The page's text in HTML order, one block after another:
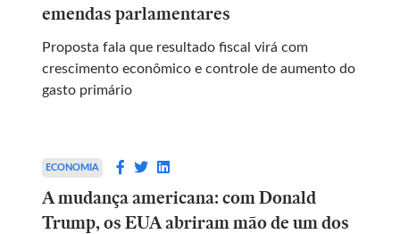
emendas parlamentares
Proposta fala que resultado fiscal virá com
crescimento econômico e controle de aumento do
gasto primário
ECONOMIA
A mudança americana: com Donald
Trump, os EUA abriram mão de um dos